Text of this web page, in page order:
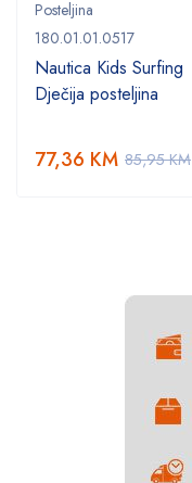
Posteljina
180.01.01.0517
Nautica Kids Surfing
Dječija posteljina
85,95KM
77,36 KM